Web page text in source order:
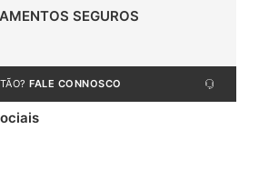
SEGUROS
FALE CONNOSCO